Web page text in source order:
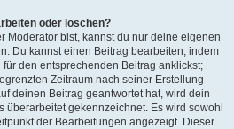
oder löschen?
Moderator bist, kannst du nur deine eigenen
Du kannst einen Beitrag bearbeiten, indem
für den entsprechenden Beitrag anklickst;
Zeitraum nach seiner Erstellung
deinen Beitrag geantwortet hat, wird dein
überarbeitet gekennzeichnet. Es wird sowohl
der Bearbeitungen angezeigt. Dieser